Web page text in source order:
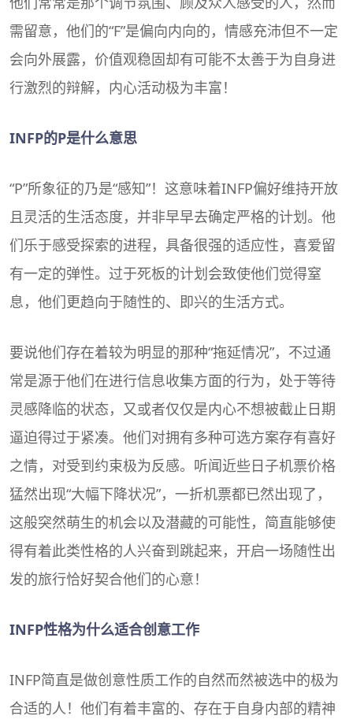
需留意，他们的“F”是偏向内向的，情感充沛但不一定
会向外展露，价值观稳固却有可能不太善于为自身进
行激烈的辩解，内心活动极为丰富！
INFP的P是什么意思
“P”所象征的乃是“感知”！这意味着INFP偏好维持开放
且灵活的生活态度，并非早早去确定严格的计划。他
们乐于感受探索的进程，具备很强的适应性，喜爱留
有一定的弹性。过于死板的计划会致使他们觉得窒
息，他们更趋向于随性的、即兴的生活方式。
要说他们存在着较为明显的那种“拖延情况”，不过通
常是源于他们在进行信息收集方面的行为，处于等待
灵感降临的状态，又或者仅仅是内心不想被截止日期
逼迫得过于紧凑。他们对拥有多种可选方案存有喜好
之情，对受到约束极为反感。听闻近些日子机票价格
猛然出现“大幅下降状况”，一折机票都已然出现了，
这般突然萌生的机会以及潜藏的可能性，简直能够使
得有着此类性格的人兴奋到跳起来，开启一场随性出
发的旅行恰好契合他们的心意！
INFP性格为什么适合创意工作
INFP简直是做创意性质工作的自然而然被选中的极为
合适的人！他们有着丰富的、存在于自身内部的精神